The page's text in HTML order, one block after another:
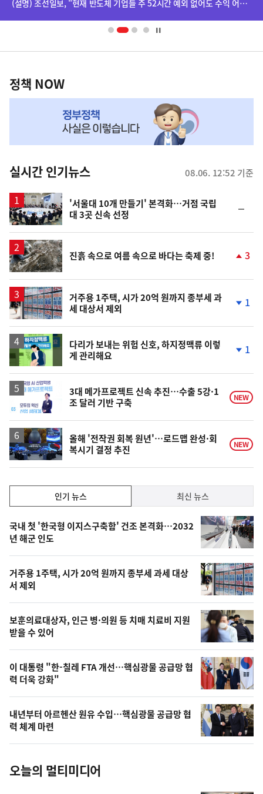
배
영
(설명) 조선일보, "현재 반도체 기업들 주 52시간 예외 없어도 수익 어마어마하더라" 기사 등 관련
책
NOW,
뉴
스
정책 NOW
실시간 인기뉴스 08.06. 12:52 기준
'서울대 10개 만들기' 본격화…거점 국립
대 3곳 신속 선정
일
진흙 속으로 여름 속으로 바다는 축제 중! 3
거주용 1주택, 시가 20억 원까지 종부세 과
세 대상서 제외
1
다리가 보내는 위험 신호, 하지정맥류 이렇
게 관리해요
락
1
3대 메가프로젝트 신속 추진…수출 5강·1
조 달러 기반 구축
NEW
올해 '전작권 회복 원년'…로드맵 완성·회
복시기 결정 추진
NEW
기,
최
신,
늘
의
영
상
오
늘
사
진
인기 뉴스 최신 뉴스
기
뉴
스
국내 첫 '한국형 이지스구축함' 건조 본격화…2032
년 해군 인도
거주용 1주택, 시가 20억 원까지 종부세 과세 대상
서 제외
보훈의료대상자, 인근 병·의원 등 치매 치료비 지원
받을 수 있어
이 대통령 "한-칠레 FTA 개선…핵심광물 공급망 협
력 더욱 강화"
내년부터 아르헨산 원유 수입…핵심광물 공급망 협
력 체계 마련
오늘의 멀티미디어